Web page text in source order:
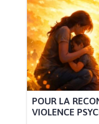
POUR LA
VIOLENCE